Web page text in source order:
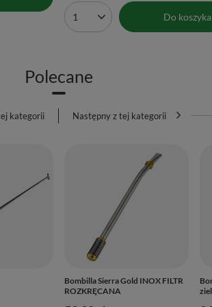
Ilość produktów Do koszyka
Polecane
kategorii Następny z tej kategorii
Bombilla Sierra Gold INOX FILTR
ROZKRĘCANA